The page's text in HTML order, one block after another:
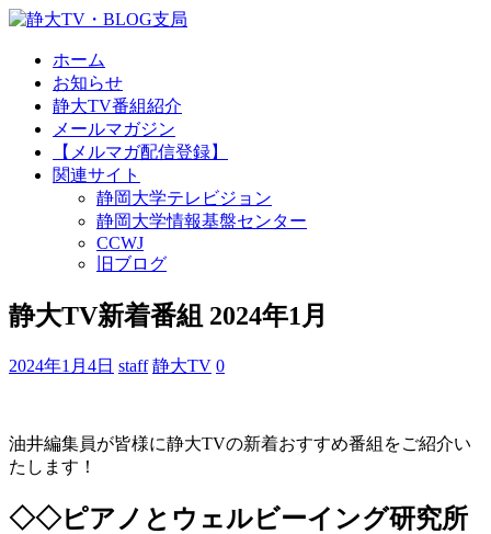
ホーム
お知らせ
静大TV番組紹介
メールマガジン
【メルマガ配信登録】
関連サイト
静岡大学テレビジョン
静岡大学情報基盤センター
CCWJ
旧ブログ
静大TV新着番組 2024年1月
2024年1月4日 staff 静大TV 0
油井編集員が皆様に静大TVの新着おすすめ番組をご紹介い
たします！
◇◇ピアノとウェルビーイング研究所